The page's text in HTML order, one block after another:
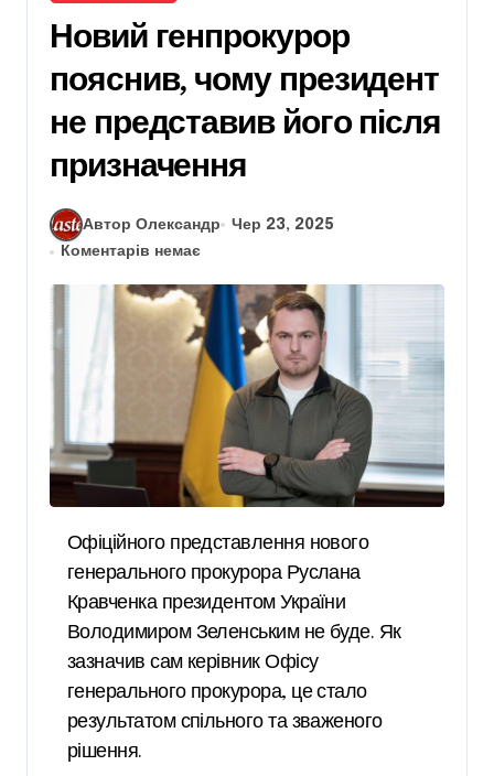
Новий генпрокурор
пояснив, чому президент
не представив його після
призначення
Автор Олександр
Чер 23, 2025
Коментарів немає
Офіційного представлення нового
генерального прокурора Руслана
Кравченка президентом України
Володимиром Зеленським не буде. Як
зазначив сам керівник Офісу
генерального прокурора, це стало
результатом спільного та зваженого
рішення.